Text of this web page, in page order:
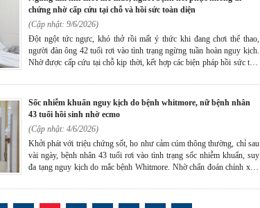
chứng nhờ cấp cứu tại chỗ và hồi sức toàn diện
(Cập nhật: 9/6/2026)
Đột ngột tức ngực, khó thở rồi mất ý thức khi đang chơi thể thao,
người đàn ông 42 tuổi rơi vào tình trạng ngừng tuần hoàn nguy kịch.
Nhờ được cấp cứu tại chỗ kịp thời, kết hợp các biện pháp hồi sức tích
hồi phục tốt và không để lại di chứng thần kinh.
sốc nhiễm khuẩn nguy kịch do bệnh whitmore, nữ bệnh nhân
43 tuổi hồi sinh nhờ ecmo
(Cập nhật: 4/6/2026)
Khởi phát với triệu chứng sốt, ho như cảm cúm thông thường, chỉ sau
vài ngày, bệnh nhân 43 tuổi rơi vào tình trạng sốc nhiễm khuẩn, suy
đa tạng nguy kịch do mắc bệnh Whitmore. Nhờ chẩn đoán chính xác,
viện Đa khoa tỉnh Quảng Ninh giúp người bệnh vượt cửa tử và phục
hồi tốt.